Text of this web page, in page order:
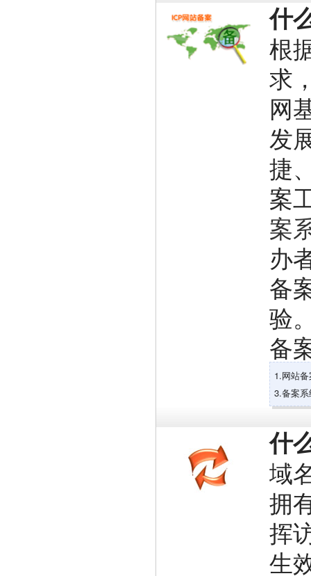
什
根
求
网
发
捷
案
案
办
备
验
备
1.网站
3.备案
什
域
拥
挥
生